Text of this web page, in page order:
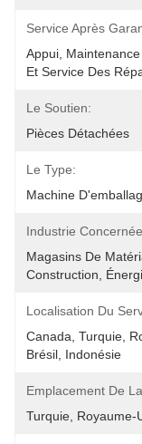
Service Après
Appui,
Et Service Des
Le Soutien:
Pièces Détachées
Le Type:
Machine
Industrie
Magasins De
Construction,
Localisation Du
Canada, Turquie,
Brésil, Indonésie
Emplacement De
Turquie, Royaume-